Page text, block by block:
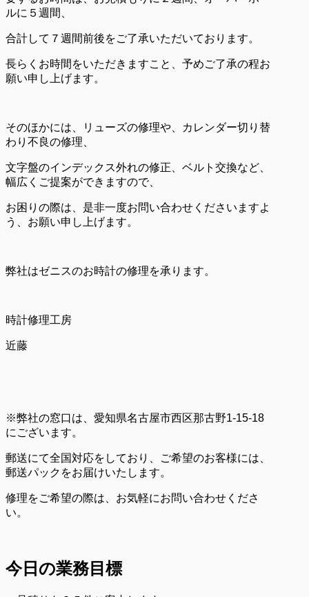
ルに５週間、
合計して７週間前後をご了承いただいております。
長らくお時間をいただきますこと、予めご了承の程お
願い申し上げます。
そのほかには、リューズの修理や、カレンダー切り替
わり不良の修理、
文字盤のインデックス外れの修正、ベルト交換など、
幅広くご提案ができますので、
お困りの際は、是非一度お問い合わせくださいますよ
う、お願い申し上げます。
弊社はゼニスのお時計の修理を承ります。
時計修理工房
近藤
※弊社の窓口は、愛知県名古屋市西区那古野1-15-18
にございます。
郵送にて全国対応をしており、ご希望のお客様には、
郵送パックをお届けいたします。
修理をご希望の際は、お気軽にお問い合わせくださ
い。
今日の業務目標